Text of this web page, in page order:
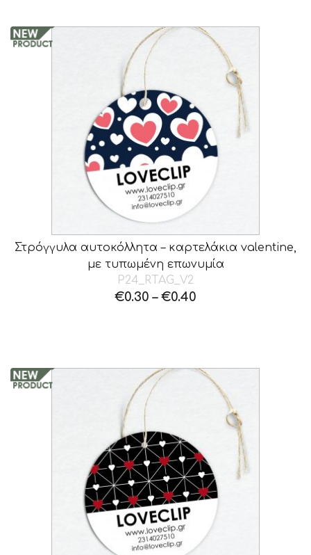
Στρόγγυλα αυτοκόλλητα – καρτελάκια valentine,
με τυπωμένη επωνυμία
P24_RTAG_V2
€0.30 – €0.40